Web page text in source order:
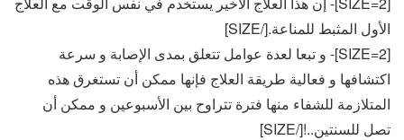
الأول المثبط للمناعة.[/SIZE]
[SIZE=2]- و تبعا لعدة عوامل تتعلق بمدى الإصابة و سرعة
اكتشافها و فعالية طريقة العلاج فإنها ممكن أن تستغرق هذه
المتلازمة للشفاء منها فترة تتراوح بين الأسبوعين و ممكن أن
تصل للسنتين..![/SIZE]